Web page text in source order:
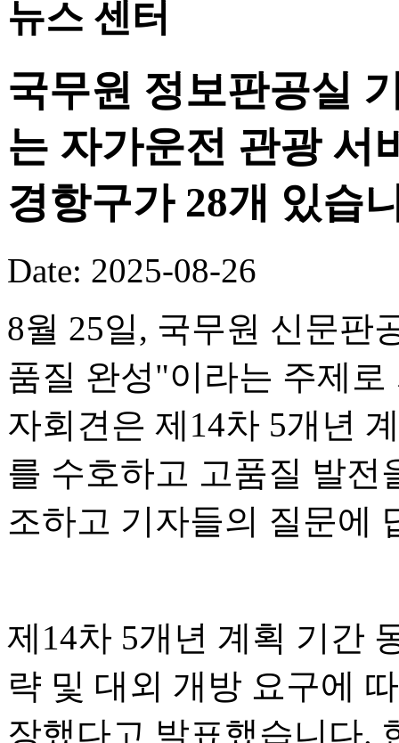
뉴스 센터
국무원 정보판공실
는 자가운전 관광 서
경항구가 28개 있습
Date: 2025-08-26
8월 25일, 국무원 신문판
품질 완성"이라는 주제
자회견은 제14차 5개년
를 수호하고 고품질 발전
조하고 기자들의 질문에
제14차 5개년 계획 기간
략 및 대외 개방 요구에
장했다고 발표했습니다.